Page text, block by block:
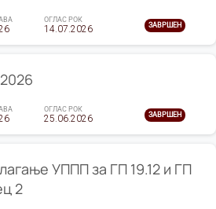
ОГЛАС РОК
14.07.2026 ЗАВРШЕН
ОГЛАС РОК
25.06.2026 ЗАВРШЕН
УППП за ГП 19.12 и ГП
2